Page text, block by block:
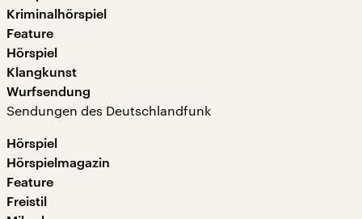
Kriminalhörspiel
Feature
Hörspiel
Klangkunst
Wurfsendung
Sendungen des Deutschlandfunk
Hörspiel
Hörspielmagazin
Feature
Freistil